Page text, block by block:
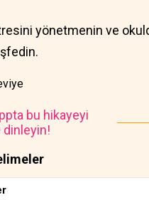
yönetmenin ve
bu hikayeyi
dinleyin!